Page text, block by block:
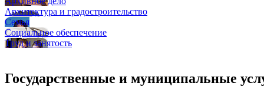
Архитектура и градостроительство
Семья
Социальное обеспечение
Труд и занятость
Государственные и муниципальные